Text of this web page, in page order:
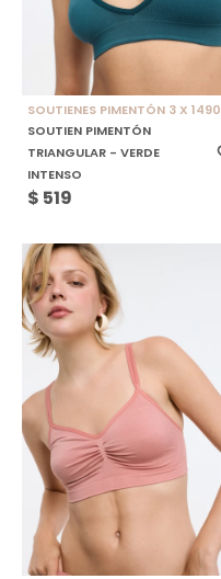
SOUTIENES PIMENTÓN 3 X 1490
SOUTIEN PIMENTÓN
TRIANGULAR - VERDE
INTENSO
$ 519